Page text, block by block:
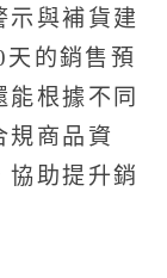
示與補貨建
的銷售預
根據不同
規商品資
協助提升銷